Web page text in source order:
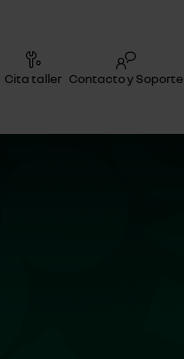
Cita taller Contacto y Soporte